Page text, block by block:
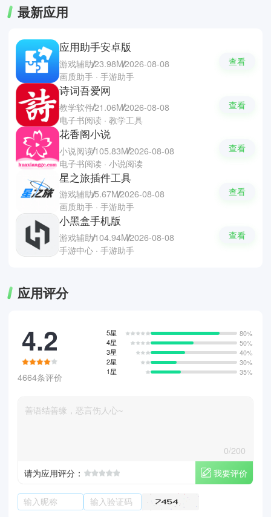
最新应用
应用助手安卓版
游戏辅助23.98M2026-08-08
画质助手 · 手游助手
查看
诗词吾爱网
教学软件21.06M2026-08-08
电子书阅读 · 教学工具
查看
花香阁小说
小说阅读105.83M2026-08-08
电子书阅读 · 小说阅读
查看
星之旅插件工具
游戏辅助5.67M2026-08-08
画质助手 · 手游助手
查看
小黑盒手机版
游戏辅助104.94M2026-08-08
手游中心 · 手游助手
查看
应用评分
4.2
4664条评价
5星
80%
4星
50%
3星
40%
2星
30%
1星
35%
0/200
请为应用评分：
我要评价